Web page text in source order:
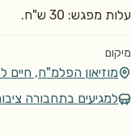
עלות מפגש: 30 ש"ח.
מיקום
מוזיאון הפלמ"ח, חיים לבנון 10, תל
למגיעים בתחבורה